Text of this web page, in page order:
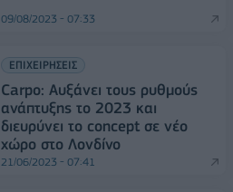
09/08/2023 - 07:33
ΕΠΙΧΕΙΡΗΣΕΙΣ
Carpo: Αυξάνει τους ρυθμούς
ανάπτυξης το 2023 και
διευρύνει το concept σε νέο
χώρο στο Λονδίνο
21/06/2023 - 07:41